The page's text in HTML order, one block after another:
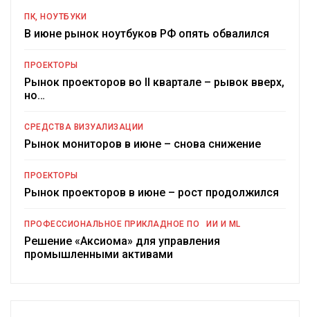
ПК, НОУТБУКИ
В июне рынок ноутбуков РФ опять обвалился
ПРОЕКТОРЫ
Рынок проекторов во II квартале – рывок вверх,
но…
СРЕДСТВА ВИЗУАЛИЗАЦИИ
Рынок мониторов в июне – снова снижение
ПРОЕКТОРЫ
Рынок проекторов в июне – рост продолжился
ПРОФЕССИОНАЛЬНОЕ ПРИКЛАДНОЕ ПО ИИ И ML
Решение «Аксиома» для управления
промышленными активами